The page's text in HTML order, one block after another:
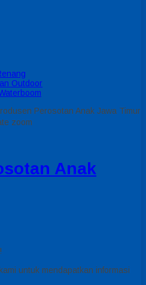
Outdoor
Perosotan Anak Jawa Timur
zoom
Anak
untuk mendapatkan informasi